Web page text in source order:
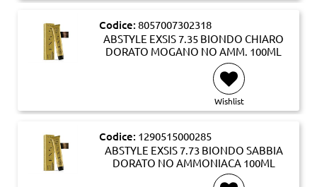
Codice: 8057007302318
ABSTYLE EXSIS 7.35 BIONDO CHIARO
DORATO MOGANO NO AMM. 100ML
Wishlist
Codice: 1290515000285
ABSTYLE EXSIS 7.73 BIONDO SABBIA
DORATO NO AMMONIACA 100ML